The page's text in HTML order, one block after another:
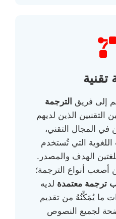
تقنية
إلى فريق الترجمة
التقنيين الذين لديهم
في المجال التقني،
التي تُستخدم
الهدف والمصدر.
أصعب أنواع الترجمة؛
ترجمة معتمدة لديه
ما يُمَكِّنُهُ من تقديم
لجميع النصوص